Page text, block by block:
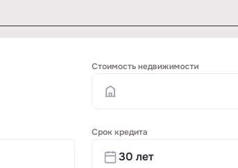
Стоимость недвижимости
Срок кредита